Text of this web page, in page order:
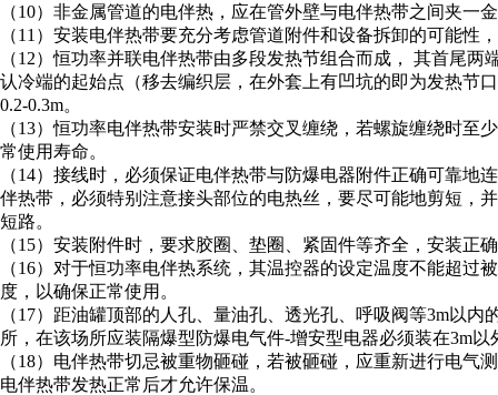
（10）非金属管道的电伴热，应在管外壁与电伴热带之间夹一
（11）安装电伴热带要充分考虑管道附件和设备拆卸的可能性
（12）恒功率并联电伴热带由多段发热节组合而成， 其首尾
认冷端的起始点（移去编织层，在外套上有凹坑的即为发热节
0.2-0.3m。
（13）恒功率电伴热带安装时严禁交叉缠绕，若螺旋缠绕时
常使用寿命。
（14）接线时，必须保证电伴热带与防爆电器附件正确可靠
伴热带，必须特别注意接头部位的电热丝，要尽可能地剪短，
短路。
（15）安装附件时，要求胶圈、垫圈、紧固件等齐全，安装正
（16）对于恒功率电伴热系统，其温控器的设定温度不能超过
度，以确保正常使用。
（17）距油罐顶部的人孔、量油孔、透光孔、呼吸阀等3m以
所，在该场所应装隔爆型防爆电气件-增安型电器必须装在3m以
（18）电伴热带切忌被重物砸碰，若被砸碰，应重新进行电气
电伴热带发热正常后才允许保温。